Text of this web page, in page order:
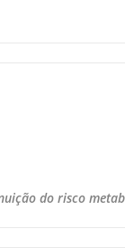
do risco